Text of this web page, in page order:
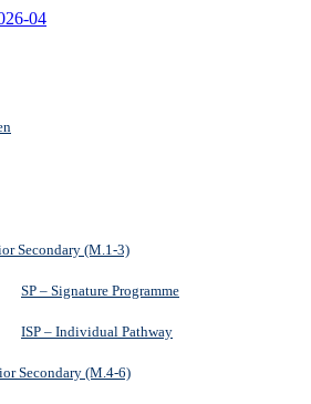
Secondary (M.1-3)
SP – Signature Programme
ISP – Individual Pathway
Secondary (M.4-6)